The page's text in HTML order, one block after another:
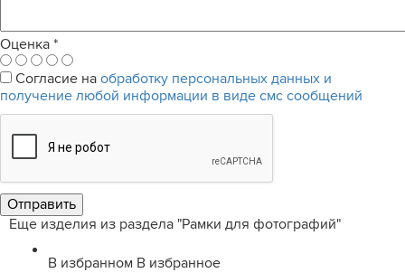
Оценка *
Согласие на обработку персональных данных и
получение любой информации в виде смс сообщений
Еще изделия из раздела "Рамки для фотографий"
В избранном В избранное